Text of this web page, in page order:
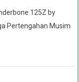
125Z by
Pertengahan Musim